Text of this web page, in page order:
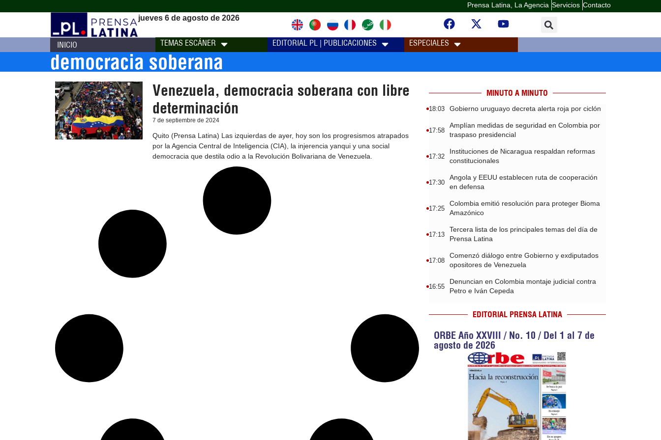
Prensa Latina, La Agencia Servicios Contacto
jueves 6 de agosto de 2026
INICIO TEMAS ESCÁNER EDITORIAL PL | PUBLICACIONES ESPECIALES
democracia soberana
Venezuela, democracia soberana con libre
determinación
7 de septiembre de 2024
Quito (Prensa Latina) Las izquierdas de ayer, hoy son los progresismos atrapados
por la Agencia Central de Inteligencia (CIA), la injerencia yanqui y una social
democracia que destila odio a la Revolución Bolivariana de Venezuela.
MINUTO A MINUTO
18:03 Gobierno uruguayo decreta alerta roja por ciclón
17:58
Amplían medidas de seguridad en Colombia por
traspaso presidencial
17:32
Instituciones de Nicaragua respaldan reformas
constitucionales
17:30
Angola y EEUU establecen ruta de cooperación
en defensa
17:25
Colombia emitió resolución para proteger Bioma
Amazónico
17:13
Tercera lista de los principales temas del día de
Prensa Latina
17:08
Comenzó diálogo entre Gobierno y exdiputados
opositores de Venezuela
16:55
Denuncian en Colombia montaje judicial contra
Petro e Iván Cepeda
EDITORIAL PRENSA LATINA
ORBE Año XXVIII / No. 10 / Del 1 al 7 de
agosto de 2026